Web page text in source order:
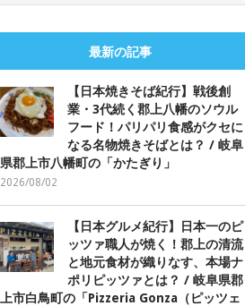
最新の記事
【日本焼きそば紀行】戦後創
業・3代続く郡上八幡のソウル
フード！パリパリ食感がクセに
なる名物焼きそばとは？ / 岐阜
県郡上市八幡町の「かたぎり」
2026/08/02
【日本グルメ紀行】日本一のピ
ッツァ職人が焼く！郡上の清流
と地元食材が織りなす、本場ナ
ポリピッツァとは？ / 岐阜県郡
上市白鳥町の「Pizzeria Gonza（ピッツェ